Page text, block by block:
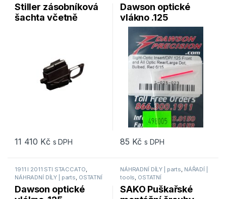
Stiller zásobníková
šachta včetně
11 410 Kč s DPH
Dawson optické
vlákno .125
předsazené (bulbed)
6/15
85 Kč s DPH
1911 I 2011 STI STACCATO,
NÁHRADNÍ DÍLY | parts, OSTATNÍ
Dawson optické
NÁHRADNÍ DÍLY | parts, NÁŘADÍ |
tools, OSTATNÍ
SAKO Puškařské